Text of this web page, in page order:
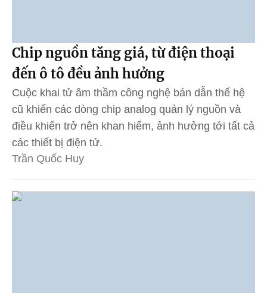
Chip nguồn tăng giá, từ điện thoại
đến ô tô đều ảnh hưởng
Cuộc khai tử âm thầm công nghệ bán dẫn thế hệ
cũ khiến các dòng chip analog quản lý nguồn và
điều khiển trở nên khan hiếm, ảnh hưởng tới tất cả
các thiết bị điện tử.
Trần Quốc Huy